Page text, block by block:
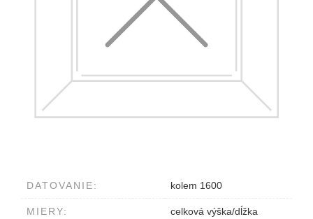
DATOVANIE: kolem 1600
MIERY:
celková výška/dĺžka